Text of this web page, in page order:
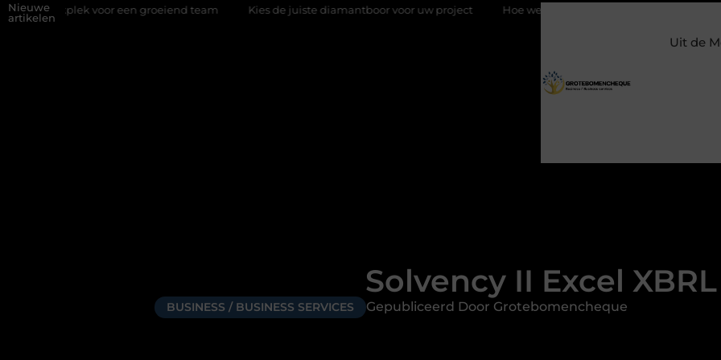
Nieuwe
artikelen
voor een groeiend team Kies de juiste diamantboor voor uw project Hoe weersomstandigheden de internationale
Uit de
Solvency II Excel XBRL
BUSINESS / BUSINESS SERVICES Gepubliceerd Door Grotebomencheque